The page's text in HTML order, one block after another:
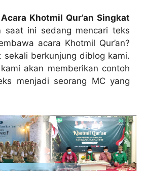
Khotmil Qur’an Singkat
saat ini sedang mencari teks
acara Khotmil Qur’an?
sekali berkunjung diblog kami.
akan memberikan contoh
menjadi seorang MC yang